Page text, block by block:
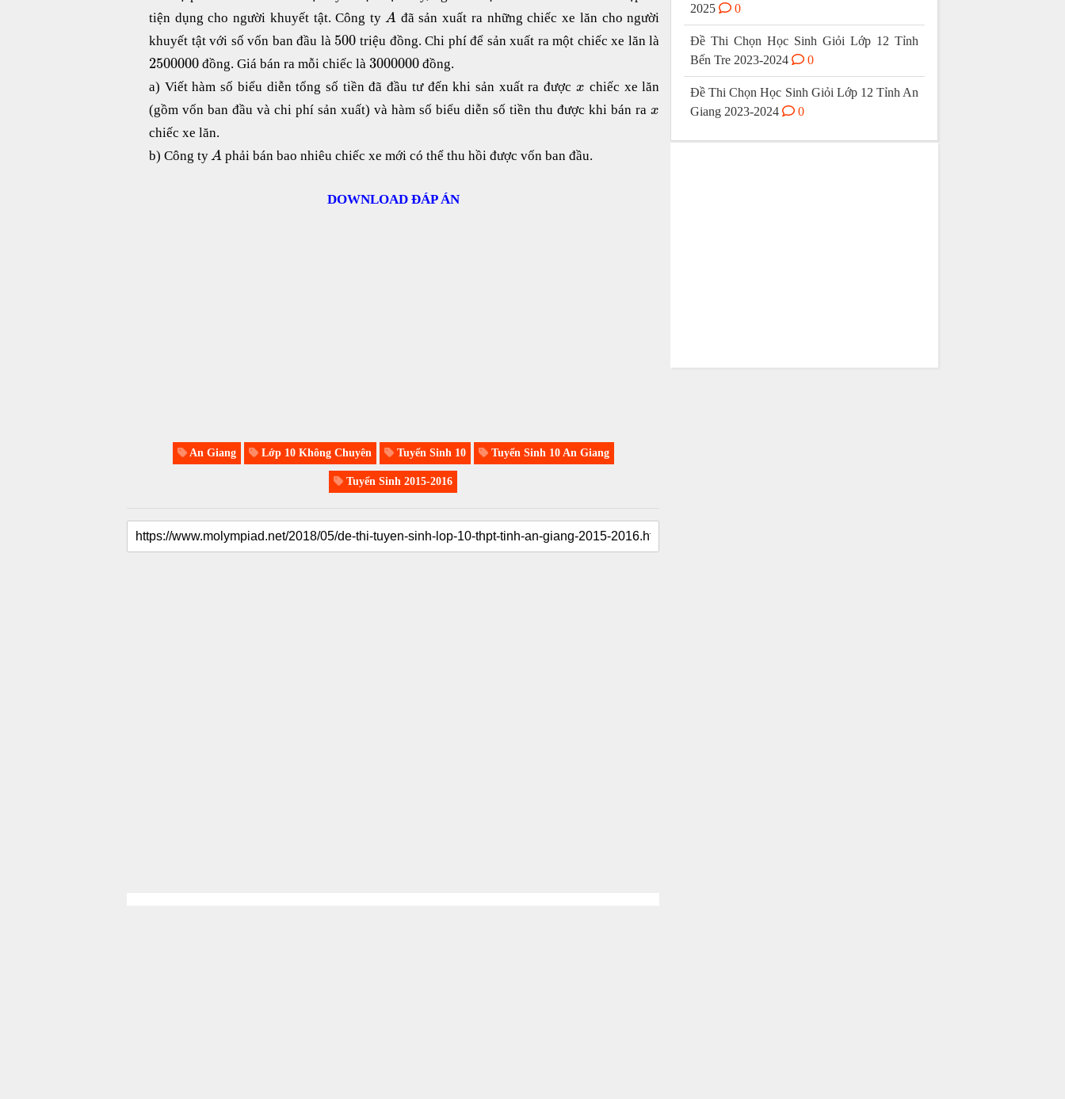
tiện dụng cho người khuyết tật. Công ty A đã sản xuất ra những chiếc xe lăn cho người
khuyết tật với số vốn ban đầu là 500 triệu đồng. Chi phí để sản xuất ra một chiếc xe lăn là
2500000 đồng. Giá bán ra mỗi chiếc là3000000 đồng.
a) Viết hàm số biểu diễn tổng số tiền đã đầu tư đến khi sản xuất ra được x chiếc xe lăn
(gồm vốn ban đầu và chi phí sản xuất) và hàm số biểu diễn số tiền thu được khi bán ra x
chiếc xe lăn.
b) Công tyA phải bán bao nhiêu chiếc xe mới có thể thu hồi được vốn ban đầu.
DOWNLOAD ĐÁP ÁN
An Giang Lớp 10 Không Chuyên Tuyển Sinh 10 Tuyển Sinh 10 An Giang
Tuyển Sinh 2015-2016
2025
0
Đề Thi Chọn Học Sinh Giỏi Lớp 12 Tỉnh
Bến Tre 2023-2024
0
Đề Thi Chọn Học Sinh Giỏi Lớp 12 Tỉnh An
Giang 2023-2024
0